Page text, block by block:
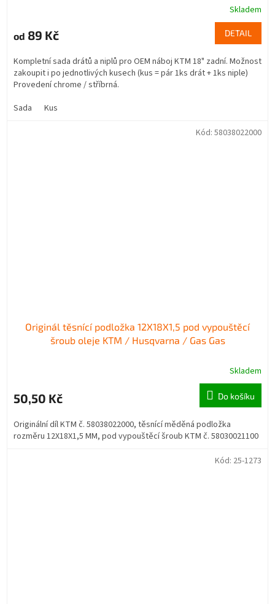
Skladem
od 89 Kč DETAIL
Kompletní sada drátů a niplů pro OEM náboj KTM 18" zadní. Možnost
zakoupit i po jednotlivých kusech (kus = pár 1ks drát + 1ks niple)
Provedení chrome / stříbrná.
Sada
Kus
Originál těsnící podložka 12X18X1,5 pod vypouštěcí
šroub oleje KTM / Husqvarna / Gas Gas
Skladem
50,50 Kč Do košíku
Originální díl KTM č. 58038022000, těsnící měděná podložka
rozměru 12X18X1,5 MM, pod vypouštěcí šroub KTM č. 58030021100
Kód: 58038022000
Kód: 25-1273